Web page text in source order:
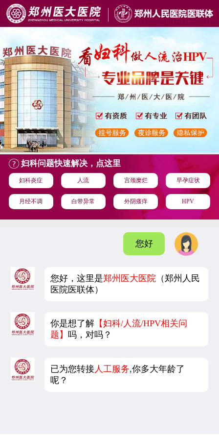
妇科问题快速解决，点这里
妇科炎症 人流 宫颈糜烂 早孕症状
月经不调 白带异常 外阴瘙痒 HPV
您好
您好，这里是郑州医大医院 （郑州人民
医院医联体）
你是想了解 【妇科/人流/HPV相关问
题】吗，对吗？
已为您转接 人工服务,你多大年龄了
呢？